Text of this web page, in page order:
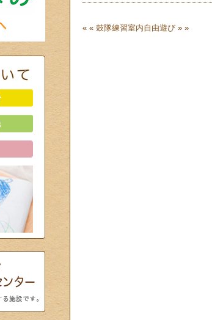
« « 鼓隊練習室内自由遊び » »